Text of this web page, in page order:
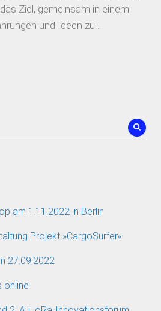
Ziel, gemeinsam in einem
und Ideen zu…
am 1.11.2022 in Berlin
Projekt »CargoSurfer«
27.09.2022
online